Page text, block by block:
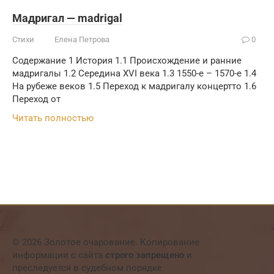
Мадригал — madrigal
Стихи Елена Петрова 0
Содержание 1 История 1.1 Происхождение и ранние
мадригалы 1.2 Середина XVI века 1.3 1550-е – 1570-е 1.4
На рубеже веков 1.5 Переход к мадригалу концертто 1.6
Переход от
Читать полностью
© 2026 Золотое очарование. Копирование
информации с сайта строго запрещено и
преследуется в судебном порядке